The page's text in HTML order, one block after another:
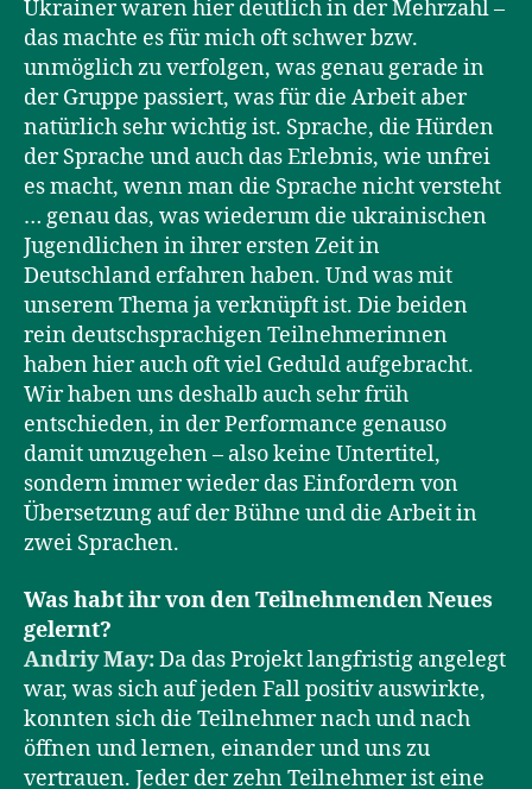
Ukrainer waren hier deutlich in der Mehrzahl –
das machte es für mich oft schwer bzw.
unmöglich zu verfolgen, was genau gerade in
der Gruppe passiert, was für die Arbeit aber
natürlich sehr wichtig ist. Sprache, die Hürden
der Sprache und auch das Erlebnis, wie unfrei
es macht, wenn man die Sprache nicht versteht
… genau das, was wiederum die ukrainischen
Jugendlichen in ihrer ersten Zeit in
Deutschland erfahren haben. Und was mit
unserem Thema ja verknüpft ist. Die beiden
rein deutschsprachigen Teilnehmerinnen
haben hier auch oft viel Geduld aufgebracht.
Wir haben uns deshalb auch sehr früh
entschieden, in der Performance genauso
damit umzugehen – also keine Untertitel,
sondern immer wieder das Einfordern von
Übersetzung auf der Bühne und die Arbeit in
zwei Sprachen.
Was habt ihr von den Teilnehmenden Neues
gelernt?
Andriy May:Da das Projekt langfristig angelegt
war, was sich auf jeden Fall positiv auswirkte,
konnten sich die Teilnehmer nach und nach
öffnen und lernen, einander und uns zu
vertrauen. Jeder der zehn Teilnehmer ist eine